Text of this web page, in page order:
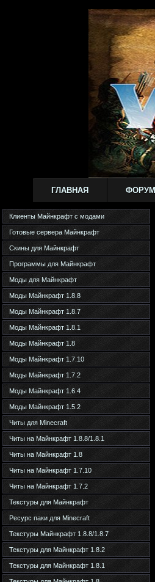
ГЛАВНАЯ ФОРУМ
Клиенты Майнкрафт с модами
Готовые сервера Майнкрафт
Скины для Майнкрафт
Программы для Майнкрафт
Моды для Майнкрафт
Моды Майнкрафт 1.8.8
Моды Майнкрафт 1.8.7
Моды Майнкрафт 1.8.1
Моды Майнкрафт 1.8
Моды Майнкрафт 1.7.10
Моды Майнкрафт 1.7.2
Моды Майнкрафт 1.6.4
Моды Майнкрафт 1.5.2
Читы для Minecraft
Читы на Майнкрафт 1.8.8/1.8.1
Читы на Майнкрафт 1.8
Читы на Майнкрафт 1.7.10
Читы на Майнкрафт 1.7.2
Текстуры для Майнкрафт
Ресурс паки для Minecraft
Текстуры Майнкрафт 1.8.8/1.8.7
Текстуры для Майнкрафт 1.8.2
Текстуры для Майнкрафт 1.8.1